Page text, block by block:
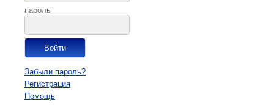
пароль
Забыли пароль?
Регистрация
Помощь